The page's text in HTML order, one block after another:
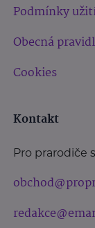
Podmínky
Obecná
Cookies
Kontakt
Pro prarodiče